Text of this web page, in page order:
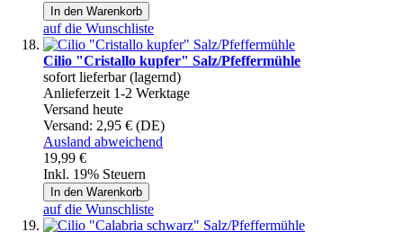
In den Warenkorb
auf die Wunschliste
Cilio "Cristallo kupfer" Salz/Pfeffermühle
sofort lieferbar (lagernd)
Anlieferzeit 1-2 Werktage
Versand heute
Versand: 2,95 € (DE)
Ausland abweichend
19,99 €
Inkl. 19% Steuern
In den Warenkorb
auf die Wunschliste